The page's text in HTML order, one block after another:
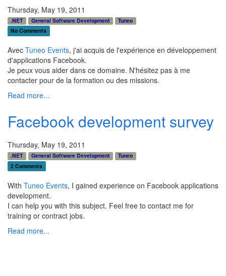
Thursday, May 19, 2011
.NET General Software Development
Tuneo
No Comments
Avec Tuneo Events, j'ai acquis de l'expérience en développement
d'applications Facebook.
Je peux vous aider dans ce domaine. N'hésitez pas à me
contacter pour de la formation ou des missions.
Read more...
Facebook development survey
Thursday, May 19, 2011
.NET General Software Development
Tuneo
2 Comments
With Tuneo Events, I gained experience on Facebook applications
development.
I can help you with this subject. Feel free to contact me for
training or contract jobs.
Read more...